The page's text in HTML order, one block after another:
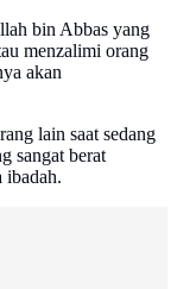
bin Abbas yang
menzalimi orang
akan
lain saat sedang
sangat berat
ibadah.